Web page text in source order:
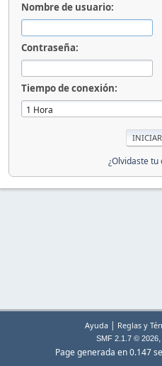
Nombre de usuario:
Contraseña:
Tiempo de conexión:
¿Olvidaste tu
Ayuda | Reglas y
SMF 2.1.7 © 2026,
Page generada en 0.147